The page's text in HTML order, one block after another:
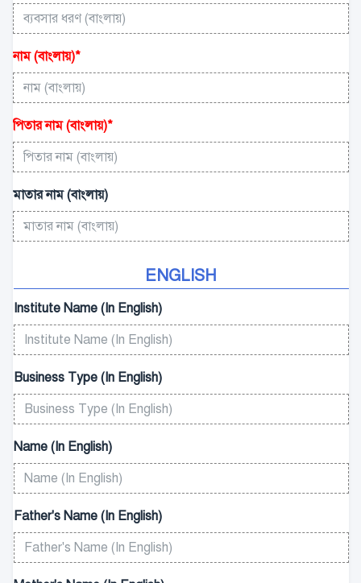
নাম (বাংলায়)*
পিতার নাম (বাংলায়)*
মাতার নাম (বাংলায়)
ENGLISH
Institute Name (In English)
Business Type (In English)
Name (In English)
Father's Name (In English)